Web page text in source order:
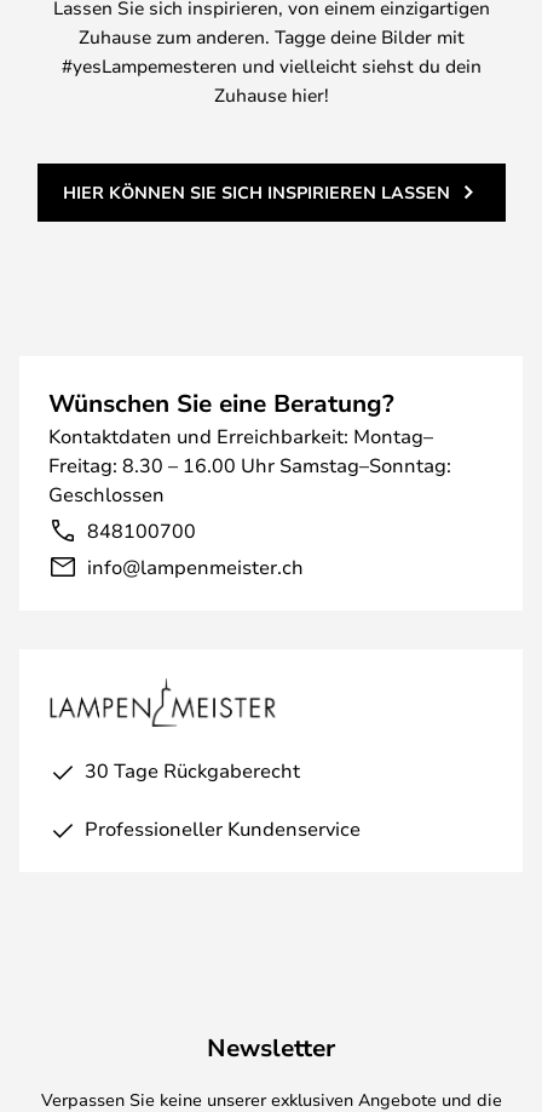
Lassen Sie sich inspirieren, von einem einzigartigen
Zuhause zum anderen. Tagge deine Bilder mit
#yesLampemesteren und vielleicht siehst du dein
Zuhause hier!
HIER KÖNNEN SIE SICH INSPIRIEREN LASSEN
Wünschen Sie eine Beratung?
Kontaktdaten und Erreichbarkeit: Montag–
Freitag: 8.30 – 16.00 Uhr Samstag–Sonntag:
Geschlossen
848100700
info@lampenmeister.ch
30 Tage Rückgaberecht
Professioneller Kundenservice
Newsletter
Verpassen Sie keine unserer exklusiven Angebote und die